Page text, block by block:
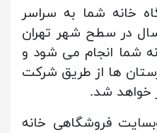
خانه شما به سراسر
در سطح شهر تهران
شما انجام می شود و
ها از طریق شرکت
خواهد شد.
فروشگاهی خانه